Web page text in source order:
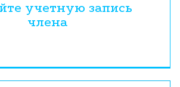
учетную запись
члена